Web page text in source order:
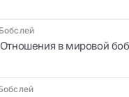
Бобслей
в мировой